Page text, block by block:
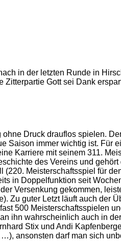
in der letzten Runde in
Gott sei Dank
Druck drauflos spielen.
Saison immer wichtig ist. Für
Karriere mit seinem 311.
des Vereins und
Meisterschaftsspiel für
in Doppelfunktion seit
Versenkung gekommen,
Zu guter Letzt läuft auch der
500 Meisterschaftsspielen
ihn wahrscheinlich auch in
Stix und Andi
ansonsten darf man sich